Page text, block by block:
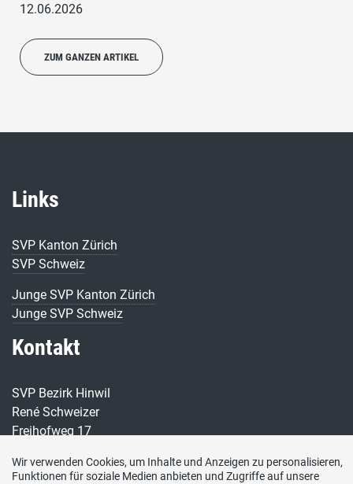
12.06.2026
ZUM GANZEN ARTIKEL
Links
SVP Kanton Zürich
SVP Schweiz
Junge SVP Kanton Zürich
Junge SVP Schweiz
Kontakt
SVP Bezirk Hinwil
René Schweizer
Freihofweg 17
Wir verwenden Cookies, um Inhalte und Anzeigen zu personalisieren,
Funktionen für soziale Medien anbieten und Zugriffe auf unsere